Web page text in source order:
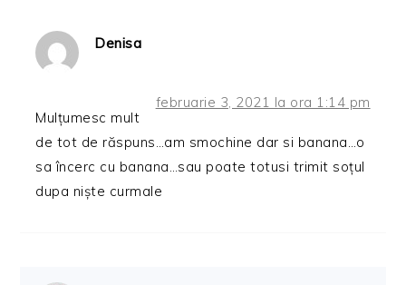
Denisa
februarie 3, 2021 la ora 1:14 pm
Mulțumesc mult
de tot de răspuns…am smochine dar si banana…o
sa încerc cu banana…sau poate totusi trimit soțul
dupa niște curmale